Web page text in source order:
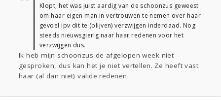
Klopt, het was juist aardig van de schoonzus geweest
om haar eigen man in vertrouwen te nemen over haar
gevoel ipv dit te (blijven) verzwijgen inderdaad. Nog
steeds nieuwsgierig naar haar redenen voor het
verzwijgen dus.
Ik heb mijn schoonzus de afgelopen week niet
gesproken, dus kan het je niet vertellen. Ze heeft vast
haar (al dan niet) valide redenen.